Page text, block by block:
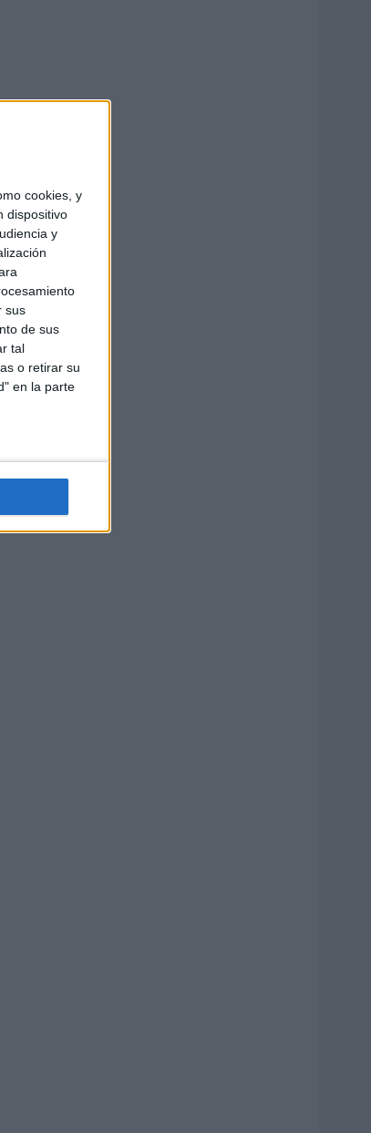
cookies, y
dispositivo
y
sus
de sus
tal
o retirar su
en la parte